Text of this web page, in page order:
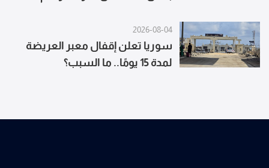
2026-08-04
سوريا تعلن إقفال معبر العريضة
لمدة 15 يومًا.. ما السبب؟